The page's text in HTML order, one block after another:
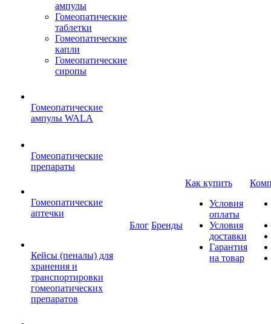
ампулы
Гомеопатические
таблетки
Гомеопатические
капли
Гомеопатические
сиропы
Гомеопатические
ампулы WALA
Гомеопатические
препараты
Гомеопатические
аптечки
Кейсы (пеналы) для
хранения и
транспортировки
гомеопатических
препаратов
Блог Бренды
Как купить
Условия
оплаты
Условия
доставки
Гарантия
на товар